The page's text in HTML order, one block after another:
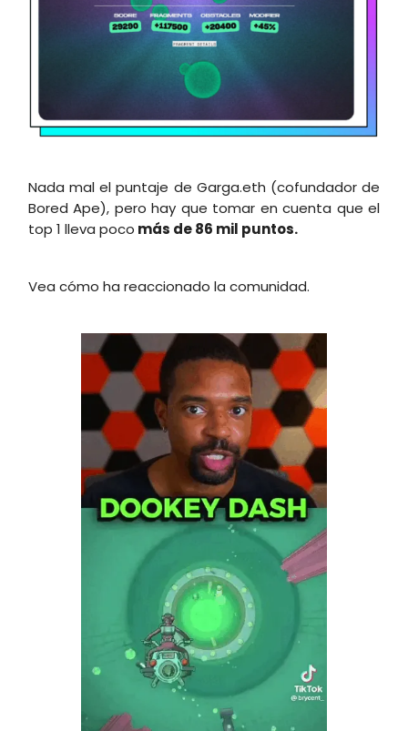
Nada mal el puntaje de Garga.eth (cofundador de
Bored Ape), pero hay que tomar en cuenta que el
top 1 lleva poco más de 86 mil puntos.
Vea cómo ha reaccionado la comunidad.